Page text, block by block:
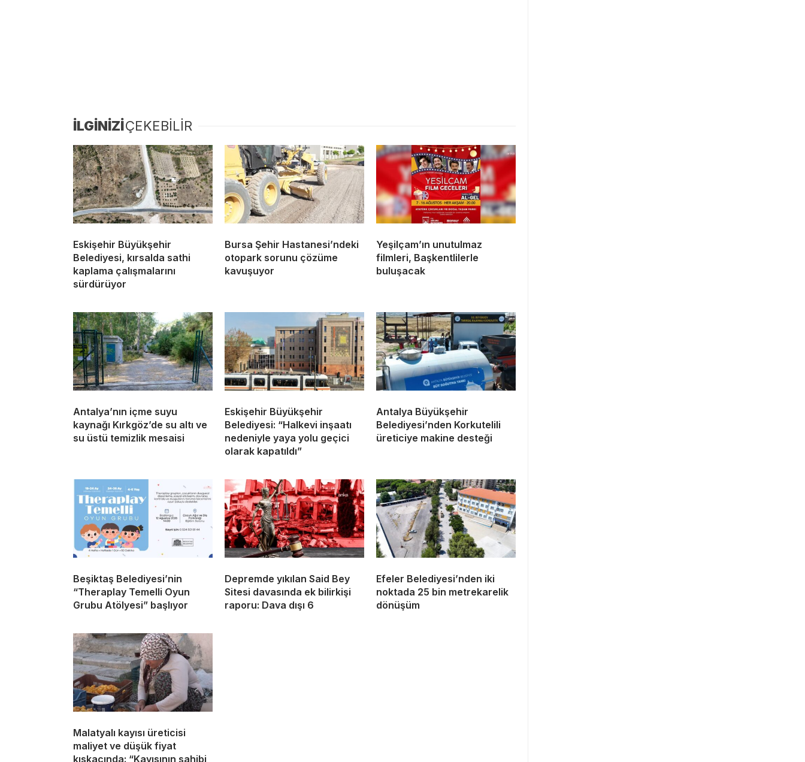
İLGİNİZİÇEKEBİLİR
Eskişehir Büyükşehir
Belediyesi, kırsalda sathi
kaplama çalışmalarını
sürdürüyor
Bursa Şehir Hastanesi’ndeki
otopark sorunu çözüme
kavuşuyor
Yeşilçam’ın unutulmaz
filmleri, Başkentlilerle
buluşacak
Antalya’nın içme suyu
kaynağı Kırkgöz’de su altı ve
su üstü temizlik mesaisi
Eskişehir Büyükşehir
Belediyesi: “Halkevi inşaatı
nedeniyle yaya yolu geçici
olarak kapatıldı”
Antalya Büyükşehir
Belediyesi’nden Korkutelili
üreticiye makine desteği
Beşiktaş Belediyesi’nin
“Theraplay Temelli Oyun
Grubu Atölyesi” başlıyor
Depremde yıkılan Said Bey
Sitesi davasında ek bilirkişi
raporu: Dava dışı 6
Efeler Belediyesi’nden iki
noktada 25 bin metrekarelik
dönüşüm
Malatyalı kayısı üreticisi
maliyet ve düşük fiyat
kıskacında: “Kayısının sahibi